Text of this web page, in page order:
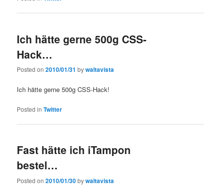
Ich hätte gerne 500g CSS-
Hack…
Posted on2010/01/31 bywaltavista
Ich hätte gerne 500g CSS-Hack!
Posted in Twitter
Fast hätte ich iTampon
bestel…
Posted on2010/01/30bywaltavista